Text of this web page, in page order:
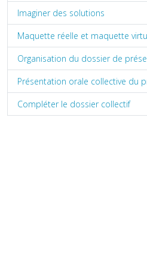
Imaginer des solutions
Maquette réelle et maquette
Organisation du dossier de
Présentation orale collective du
Compléter le dossier collectif